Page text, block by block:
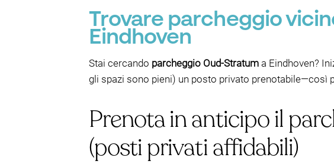
Trovare parcheggio
Eindhoven
Stai cercando parcheggio Oud-Stratum a Eindhoven?
gli spazi sono pieni) un posto privato prenotabile—così
Prenota in anticipo il
(posti privati affidabili)